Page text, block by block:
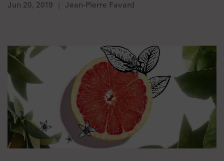
Jun 20, 2019 Jean-Pierre Favard